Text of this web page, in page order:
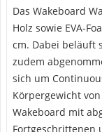
Das Wakeboard
Holz sowie EVA-
cm. Dabei beläuft
zudem
sich um
Körpergewicht
Wakeboard mit
Fortgeschrittenen